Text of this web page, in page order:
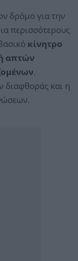
δρόμο για την
περισσότερους
κίνητρο
απτών
.
και η